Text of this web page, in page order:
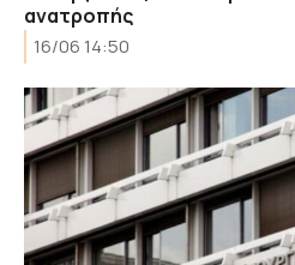
ανατροπής
16/06 14:50